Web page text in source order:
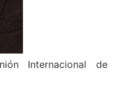
Internacional de